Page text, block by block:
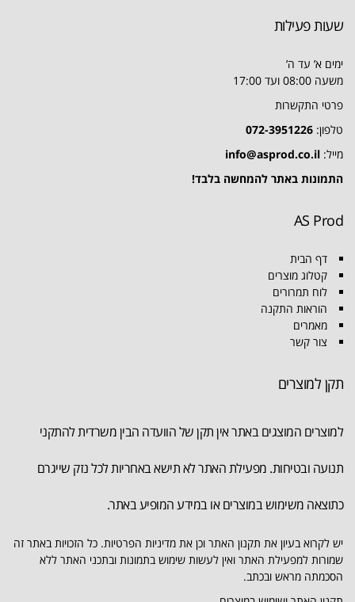
שעות פעילות
ימים א’ עד ה’
משעה 08:00 ועד 17:00
פרטי התקשרות
טלפון: 072-3951226
מייל: info@asprod.co.il
התמונות באתר להמחשה בלבד!
AS Prod
דף הבית
קטלוג מוצרים
לוח תמרורים
הוראות התקנה
מאמרים
צור קשר
תקן למוצרים
למוצרים המוצגים באתר אין תקן של הוועדה הבין משרדית להתקני
תנועה ובטיחות. מפעילת האתר לא תישא באחריות לכל נזק שייגרם
כתוצאה משימוש במוצרים או במידע המופיע באתר.
יש לקרוא בעיון את תקנון האתר וכן את מדיניות הפרטיות. כל הזכויות באתר זה
שמורות למפעילת האתר ואין לעשות שימוש בתמונות ובתכני האתר ללא
הסכמתה מראש ובכתב.